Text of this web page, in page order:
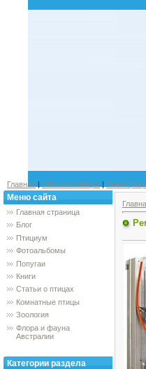
Главная | Статьи о птицах |
Меню сайта
Главная страница
Блог
Птициум
Фотоальбомы
Попугаи
Книги
Статьи о птицах
Комнатные птицы
Зоология
Флора и фауна
Австралии
Категории раздела